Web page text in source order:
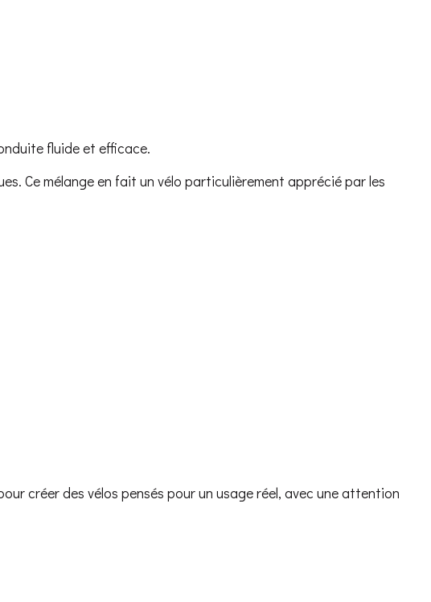
fluide et efficace.
Ce mélange en fait un vélo particulièrement apprécié par les
créer des vélos pensés pour un usage réel, avec une attention